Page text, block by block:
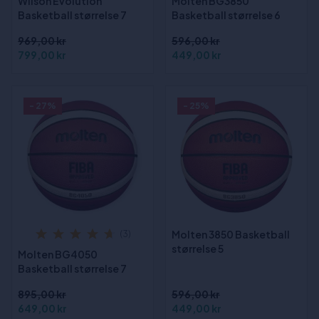
Basketball størrelse 7
969,00 kr
799,00 kr
Basketball størrelse 6
596,00 kr
449,00 kr
Molten BG4050
Basketball størrelse 7
895,00 kr
649,00 kr
Molten 3850 Basketball
størrelse 5
596,00 kr
449,00 kr